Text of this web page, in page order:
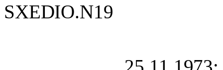
SXEDIO.N19